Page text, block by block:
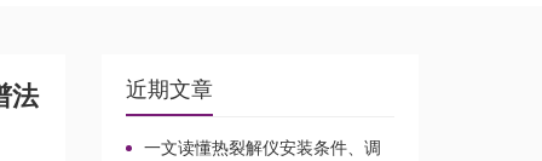
法 近期文章
一文读懂热裂解仪安装条件、调